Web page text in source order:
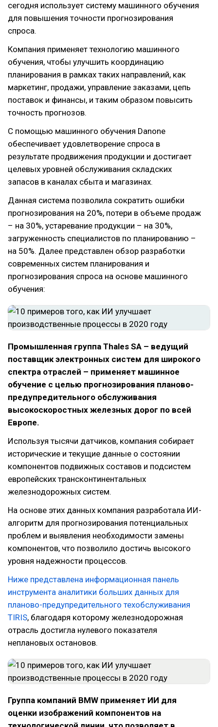
сегодня использует систему машинного обучения
для повышения точности прогнозирования
спроса.
Компания применяет технологию машинного
обучения, чтобы улучшить координацию
планирования в рамках таких направлений, как
маркетинг, продажи, управление заказами, цепь
поставок и финансы, и таким образом повысить
точность прогнозов.
С помощью машинного обучения Danone
обеспечивает удовлетворение спроса в
результате продвижения продукции и достигает
целевых уровней обслуживания складских
запасов в каналах сбыта и магазинах.
Данная система позволила сократить ошибки
прогнозирования на 20%, потери в объеме продаж
– на 30%, устаревание продукции – на 30%,
загруженность специалистов по планированию –
на 50%. Далее представлен обзор разработки
современных систем планирования и
прогнозирования спроса на основе машинного
обучения:
Промышленная группа Thales SA – ведущий
поставщик электронных систем для широкого
спектра отраслей – применяет машинное
обучение с целью прогнозирования планово-
предупредительного обслуживания
высокоскоростных железных дорог по всей
Европе.
Используя тысячи датчиков, компания собирает
исторические и текущие данные о состоянии
компонентов подвижных составов и подсистем
европейских трансконтинентальных
железнодорожных систем.
На основе этих данных компания разработала ИИ-
алгоритм для прогнозирования потенциальных
проблем и выявления необходимости замены
компонентов, что позволило достичь высокого
уровня надежности процессов.
Ниже представлена информационная панель
инструмента аналитики больших данных для
планово-предупредительного техобслуживания
TIRIS, благодаря которому железнодорожная
отрасль достигла нулевого показателя
неплановых остановов.
Группа компаний BMW применяет ИИ для
оценки изображений компонентов на